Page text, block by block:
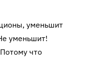
уменьшит
уменьшит!
что